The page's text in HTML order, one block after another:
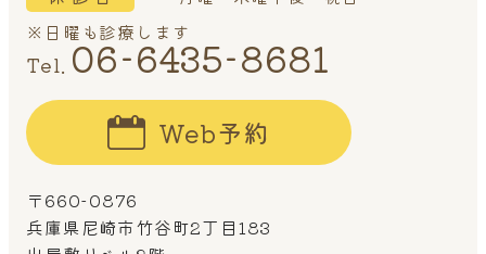
※日曜も診療します
Tel. 06-6435-8681
Web予約
〒660-0876
兵庫県尼崎市竹谷町2丁目183